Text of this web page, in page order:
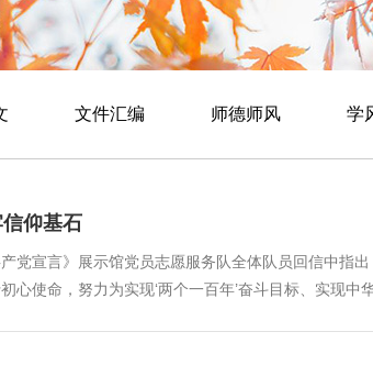
文件汇编 师德师风 学
仰基石
党宣言》展示馆党员志愿服务队全体队员回信中指
心使命，努力为实现‘两个一百年’奋斗目标、实现中